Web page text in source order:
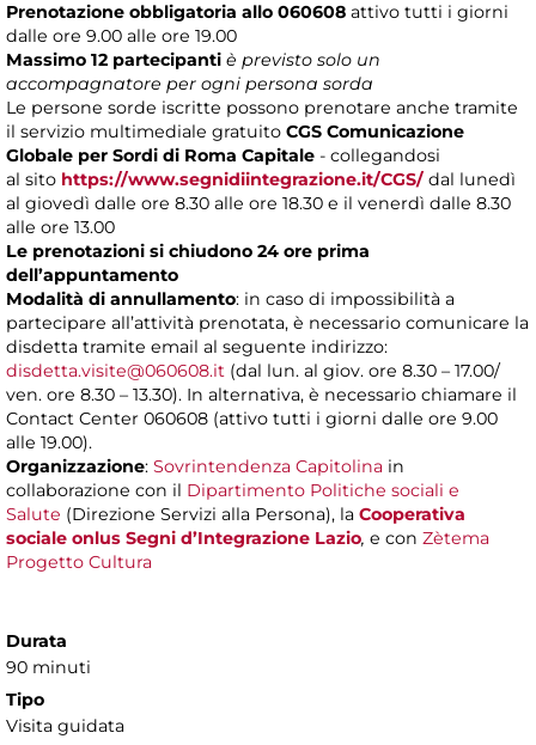
Prenotazione obbligatoria allo 060608 attivo tutti i giorni
dalle ore 9.00 alle ore 19.00
Massimo 12 partecipanti è previsto solo un
accompagnatore per ogni persona sorda
Le persone sorde iscritte possono prenotare anche tramite
il servizio multimediale gratuito CGS Comunicazione
Globale per Sordi di Roma Capitale - collegandosi
al sito https://www.segnidiintegrazione.it/CGS/ dal lunedì
al giovedì dalle ore 8.30 alle ore 18.30 e il venerdì dalle 8.30
alle ore 13.00
Le prenotazioni si chiudono 24 ore prima
dell’appuntamento
Modalità di annullamento: in caso di impossibilità a
partecipare all’attività prenotata, è necessario comunicare la
disdetta tramite email al seguente indirizzo:
disdetta.visite@060608.it (dal lun. al giov. ore 8.30 – 17.00/
ven. ore 8.30 – 13.30). In alternativa, è necessario chiamare il
Contact Center 060608 (attivo tutti i giorni dalle ore 9.00
alle 19.00).
Organizzazione: Sovrintendenza Capitolina in
collaborazione con il Dipartimento Politiche sociali e
Salute (Direzione Servizi alla Persona), la Cooperativa
sociale onlus Segni d’Integrazione Lazio, e con Zètema
Progetto Cultura
Durata
90 minuti
Tipo
Visita guidata